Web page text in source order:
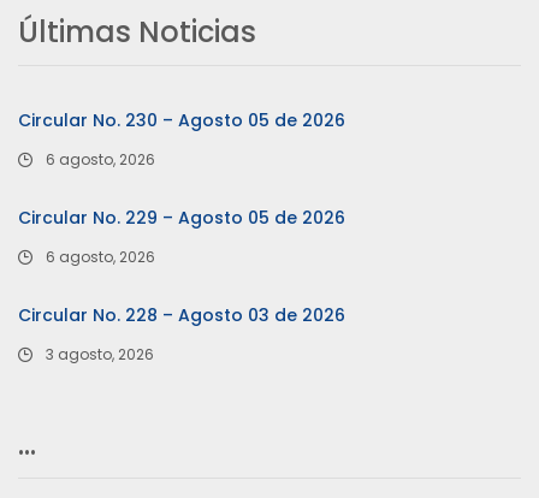
Últimas Noticias
Circular No. 230 – Agosto 05 de 2026
6 agosto, 2026
Circular No. 229 – Agosto 05 de 2026
6 agosto, 2026
Circular No. 228 – Agosto 03 de 2026
3 agosto, 2026
…